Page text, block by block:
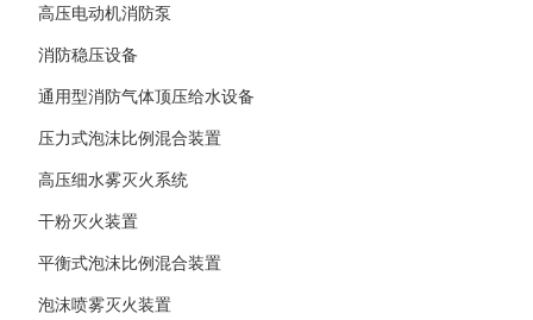
高压电动机消防泵
消防稳压设备
通用型消防气体顶压给水设备
压力式泡沫比例混合装置
高压细水雾灭火系统
干粉灭火装置
平衡式泡沫比例混合装置
泡沫喷雾灭火装置